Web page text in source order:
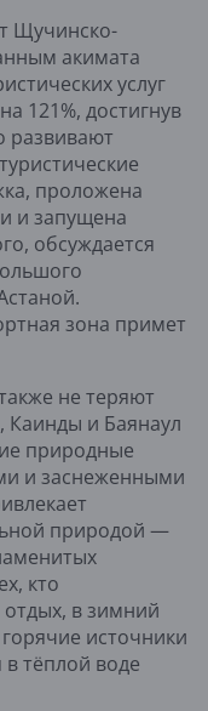
Щучинско-
акимата
услуг
121%, достигнув
развивают
проложена
и запущена
обсуждается
зона примет
не теряют
Каинды и Баянаул
природные
и заснеженными
природой —
кто
в зимний
источники
тёплой воде